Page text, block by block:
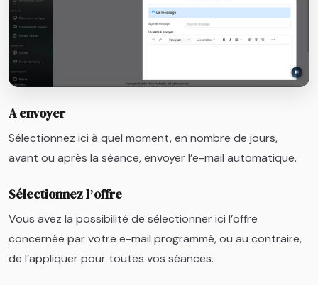
A envoyer
Sélectionnez ici à quel moment, en nombre de jours,
avant ou après la séance, envoyer l’e-mail automatique.
Sélectionnez lʼoffre
Vous avez la possibilité de sélectionner ici l’offre
concernée par votre e-mail programmé, ou au contraire,
de l’appliquer pour toutes vos séances.